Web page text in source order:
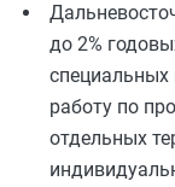
до 2%
работу по
отдельных